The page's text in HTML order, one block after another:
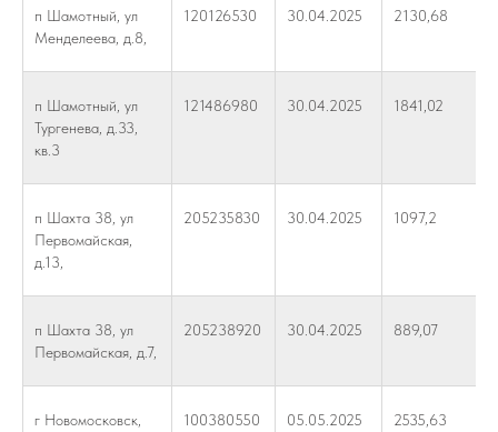
п Шамотный, ул
Менделеева, д.8,
120126530 30.04.2025 2130,68
п Шамотный, ул
Тургенева, д.33,
кв.3
121486980 30.04.2025 1841,02
п Шахта 38, ул
Первомайская,
д.13,
205235830 30.04.2025 1097,2
п Шахта 38, ул
Первомайская, д.7,
205238920 30.04.2025 889,07
г Новомосковск,
100380550 05.05.2025 2535,63